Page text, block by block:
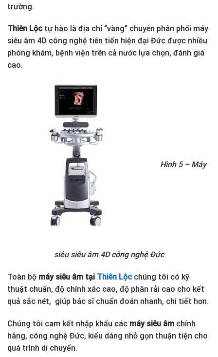
trường.
Thiên Lộc tự hào là địa chỉ “vàng” chuyên phân phối máy
siêu âm 4D công nghệ tiên tiến hiện đại Đức được nhiều
phòng khám, bệnh viện trên cả nước lựa chọn, đánh giá
cao.
Hình 5 – Máy
siêu siêu âm 4D công nghệ Đức
Toàn bộ máy siêu âm tại Thiên Lộc chúng tôi có kỹ
thuật chuẩn, độ chính xác cao, độ phân rải cao cho kết
quả sắc nét, giúp bác sĩ chuẩn đoán nhanh, chi tiết hơn.
Chúng tôi cam kết nhập khẩu các máy siêu âm chính
hãng, công nghệ Đức, kiểu dáng nhỏ gọn thuận tiện cho
quá trình di chuyển.